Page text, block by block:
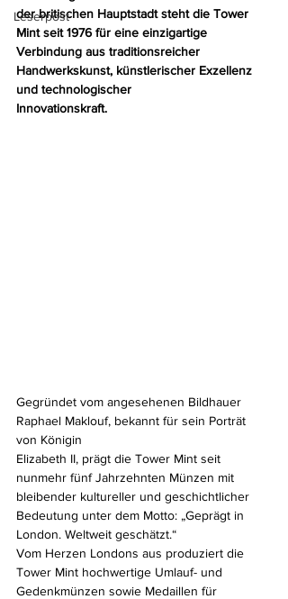
Leserpost
der britischen Hauptstadt steht die Tower
Mint seit 1976 für eine einzigartige
Verbindung aus traditionsreicher
Handwerkskunst, künstlerischer Exzellenz
und technologischer
Innovationskraft.
Gegründet vom angesehenen Bildhauer
Raphael Maklouf, bekannt für sein Porträt
von Königin
Elizabeth II, prägt die Tower Mint seit
nunmehr fünf Jahrzehnten Münzen mit
bleibender kultureller und geschichtlicher
Bedeutung unter dem Motto: „Geprägt in
London. Weltweit geschätzt.“
Vom Herzen Londons aus produziert die
Tower Mint hochwertige Umlauf- und
Gedenkmünzen sowie Medaillen für